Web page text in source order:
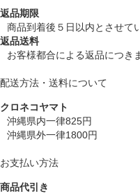
返品期限
商品到着後５日以内とさせて
返品送料
お客様都合による返品につき
配送方法・送料について
クロネコヤマト
沖縄県内一律825円
沖縄県外一律1800円
お支払い方法
商品代引き